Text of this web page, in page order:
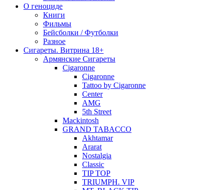
О геноциде
Книги
Фильмы
Бейсболки / Футболки
Разное
Сигареты. Витрина 18+
Армянские Сигареты
Cigaronne
Cigaronne
Tattoo by Cigaronne
Center
AMG
5th Street
Mackintosh
GRAND TABACCO
Akhtamar
Ararat
Nostalgia
Classic
TIP TOP
TRIUMPH. VIP